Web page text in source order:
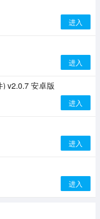
进入
进入
v2.0.7 安卓版
进入
进入
进入